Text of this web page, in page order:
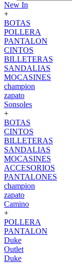
New In
+
BOTAS
POLLERA
PANTALON
CINTOS
BILLETERAS
SANDALIAS
MOCASINES
champion
zapato
Sonsoles
+
BOTAS
CINTOS
BILLETERAS
SANDALIAS
MOCASINES
ACCESORIOS
PANTALONES
champion
zapato
Camino
+
POLLERA
PANTALON
Duke
Outlet
Duke